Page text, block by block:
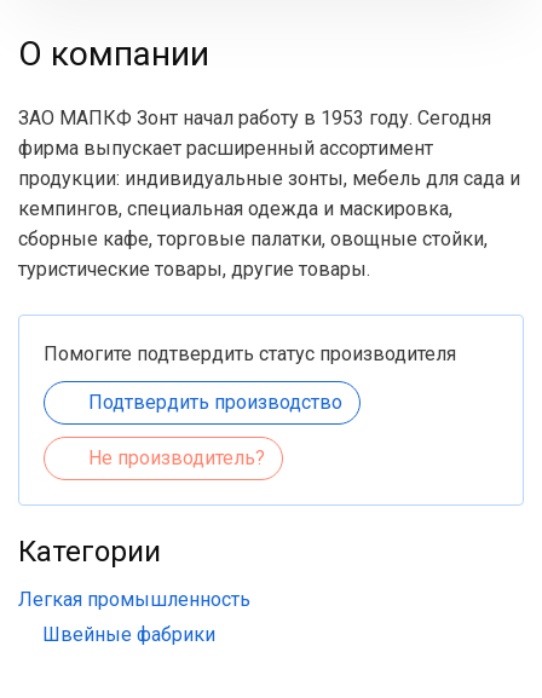
О компании
ЗАО МАПКФ Зонт начал работу в 1953 году. Сегодня
фирма выпускает расширенный ассортимент
продукции: индивидуальные зонты, мебель для сада и
кемпингов, специальная одежда и маскировка,
сборные кафе, торговые палатки, овощные стойки,
туристические товары, другие товары.
Помогите подтвердить статус производителя
Подтвердить производство
Не производитель?
Категории
Легкая промышленность
Швейные фабрики